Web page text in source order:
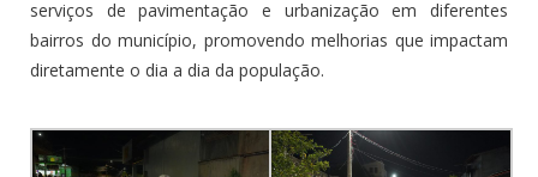
serviços de pavimentação e urbanização em diferentes
bairros do município, promovendo melhorias que impactam
diretamente o dia a dia da população.